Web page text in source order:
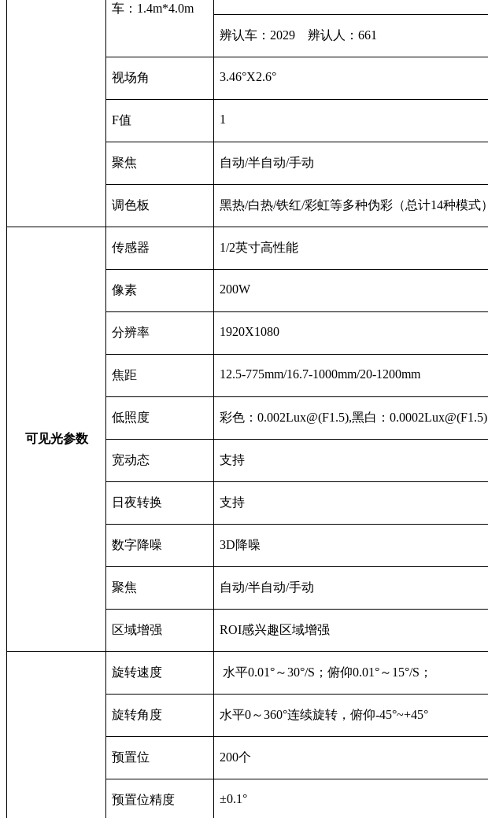
车：1.4m*4.0m
辨认车：2029 辨认人：661
视场角 3.46°X2.6°
F值 1
聚焦 自动/半自动/手动
调色板 黑热/白热/铁红/彩虹等多种伪彩（总计14种模式）
可见光参数
传感器 1/2英寸高性能
像素 200W
分辨率 1920X1080
焦距 12.5-775mm/16.7-1000mm/20-1200mm
低照度 彩色： 0.002Lux@(F1.5),黑白：0.0002Lux@(F1.5)
宽动态 支持
日夜转换 支持
数字降噪 3D降噪
聚焦 自动/半自动/手动
区域增强 ROI感兴趣区域增强
旋转速度 水平0.01°～30°/S；俯仰0.01°～15°/S；
旋转角度 水平0～360°连续旋转，俯仰-45°~+45°
预置位 200个
预置位精度 ±0.1°